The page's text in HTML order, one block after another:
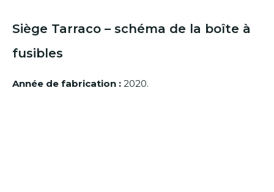
Siège Tarraco – schéma de la boîte à
fusibles
Année de fabrication : 2020.